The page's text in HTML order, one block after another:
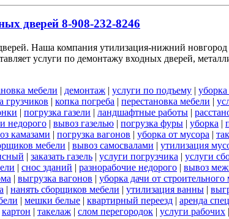
дверей 8-908-232-8246
Наша компания утилизация-нижний
услуги по демонтажу входных дверей,
мебели | демонтаж | услуги по подъему |
грузчиков | копка погреба | перестановка мебели |
| погрузка газели | ландшафтные работы |
недорого | вывоз газелью | погрузка фуры | уборка |
камазами | погрузка вагонов | уборка от мусора |
мебели | вывоз самосвалами | утилизация
| заказать газель | услуги погрузчика | услуги
| снос зданий | разнорабочие недорого | вывоз
| выгрузка вагонов | уборка дачи от строительного
| нанять сборщиков мебели | утилизация ванны |
| мешки белые | квартирный переезд | аренда
картон | такелаж | слом перегородок | услуги рабочих |